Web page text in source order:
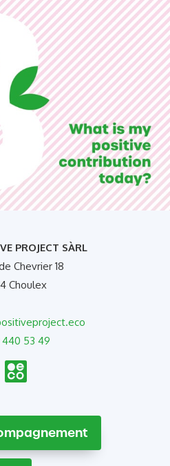
PROJECT SÀRL
Chevrier 18
Choulex
53 49